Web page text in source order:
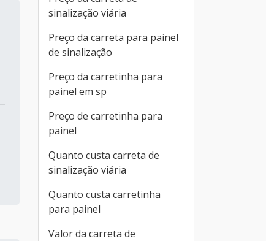
sinalização viária
Preço da carreta para painel
de sinalização
Preço da carretinha para
painel em sp
Preço de carretinha para
painel
Quanto custa carreta de
sinalização viária
Quanto custa carretinha
para painel
Valor da carreta de